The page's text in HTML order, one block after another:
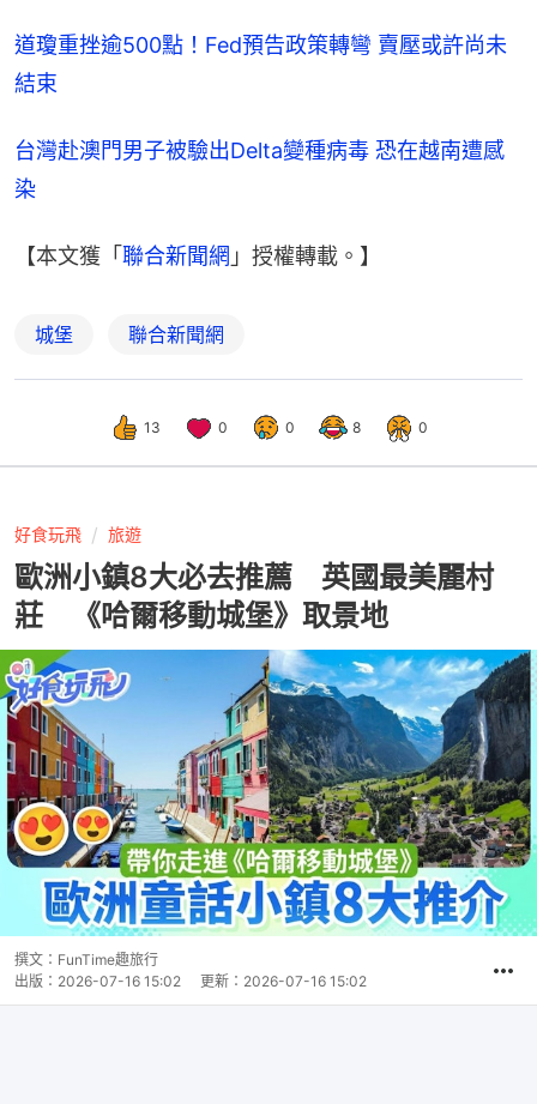
道瓊重挫逾500點！Fed預告政策轉彎 賣壓或許尚未
結束
台灣赴澳門男子被驗出Delta變種病毒 恐在越南遭感
染
【本文獲「 聯合新聞網 」授權轉載。】
城堡 聯合新聞網
13 0 0 8 0
好食玩飛 旅遊
歐洲小鎮8大必去推薦 英國最美麗村
莊 《哈爾移動城堡》取景地
撰文： FunTime趣旅行
出版： 2026-07-16 15:02 更新： 2026-07-16 15:02